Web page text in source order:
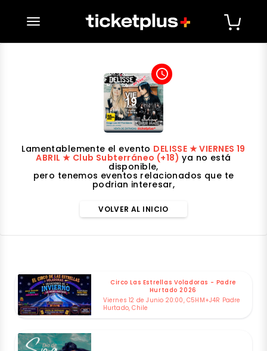
desplegar navegación
access_time
Lamentablemente el evento DELISSE ★ VIERNES 19
ABRIL ★ Club Subterráneo (+18) ya no está
disponible,
pero tenemos eventos relacionados que te
podrian interesar,
VOLVER AL INICIO
Circo Las Estrellas Voladoras - Padre
Hurtado 2026
Viernes 12 de Junio 20:00, C5HM+J4R Padre
Hurtado, Chile